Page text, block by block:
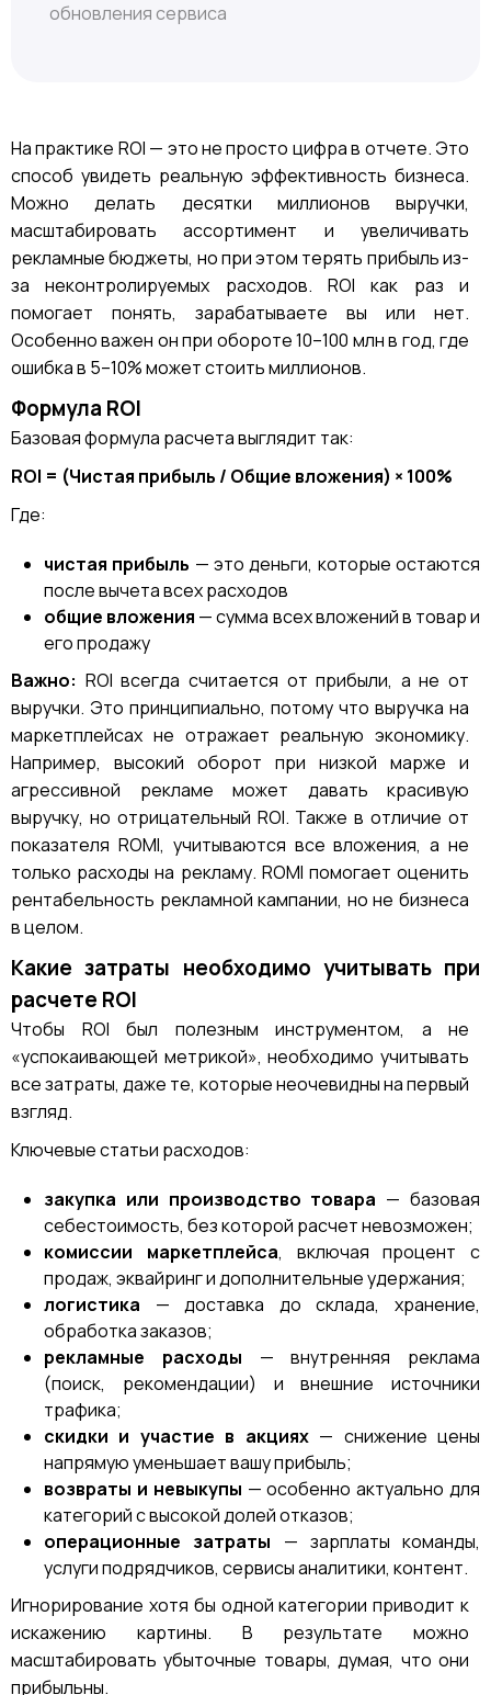
обновления сервиса
На практике ROI — это не просто цифра в отчете. Это
способ увидеть реальную эффективность бизнеса.
Можно делать десятки миллионов выручки,
масштабировать ассортимент и увеличивать
рекламные бюджеты, но при этом терять прибыль из-
за неконтролируемых расходов. ROI как раз и
помогает понять, зарабатываете вы или нет.
Особенно важен он при обороте 10–100 млн в год, где
ошибка в 5–10% может стоить миллионов.
Формула ROI
Базовая формула расчета выглядит так:
ROI = (Чистая прибыль / Общие вложения) × 100%
Где:
чистая прибыль — это деньги, которые остаются
после вычета всех расходов
общие вложения — сумма всех вложений в товар и
его продажу
Важно: ROI всегда считается от прибыли, а не от
выручки. Это принципиально, потому что выручка на
маркетплейсах не отражает реальную экономику.
Например, высокий оборот при низкой марже и
агрессивной рекламе может давать красивую
выручку, но отрицательный ROI. Также в отличие от
показателя ROMI, учитываются все вложения, а не
только расходы на рекламу. ROMI помогает оценить
рентабельность рекламной кампании, но не бизнеса
в целом.
Какие затраты необходимо учитывать при
расчете ROI
Чтобы ROI был полезным инструментом, а не
«успокаивающей метрикой», необходимо учитывать
все затраты, даже те, которые неочевидны на первый
взгляд.
Ключевые статьи расходов:
закупка или производство товара — базовая
себестоимость, без которой расчет невозможен;
комиссии маркетплейса, включая процент с
продаж, эквайринг и дополнительные удержания;
логистика — доставка до склада, хранение,
обработка заказов;
рекламные расходы — внутренняя реклама
(поиск, рекомендации) и внешние источники
трафика;
скидки и участие в акциях— снижение цены
напрямую уменьшает вашу прибыль;
возвраты и невыкупы — особенно актуально для
категорий с высокой долей отказов;
операционные затраты — зарплаты команды,
услуги подрядчиков, сервисы аналитики, контент.
Игнорирование хотя бы одной категории приводит к
искажению картины. В результате можно
масштабировать убыточные товары, думая, что они
прибыльны.